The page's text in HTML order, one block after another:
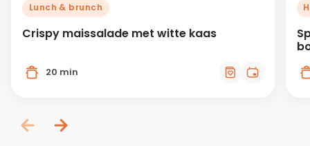
Lunch & brunch
Crispy maissalade met witte kaas
20 min